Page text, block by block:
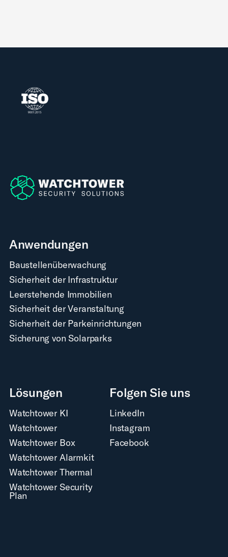
Anwendungen
Baustellenüberwachung
Sicherheit der Infrastruktur
Leerstehende Immobilien
Sicherheit der Veranstaltung
Sicherheit der Parkeinrichtungen
Sicherung von Solarparks
Lösungen
Watchtower KI
Watchtower
Watchtower Box
Watchtower Alarmkit
Watchtower Thermal
Watchtower Security
Plan
Folgen Sie uns
LinkedIn
Instagram
Facebook